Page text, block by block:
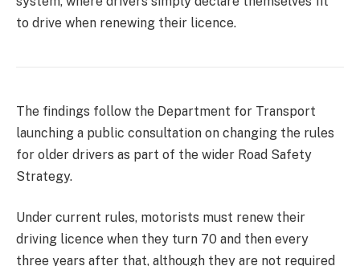
to drive when renewing their licence.
The findings follow the Department for Transport
launching a public consultation on changing the rules
for older drivers as part of the wider Road Safety
Strategy.
Under current rules, motorists must renew their
driving licence when they turn 70 and then every
three years after that, although they are not required